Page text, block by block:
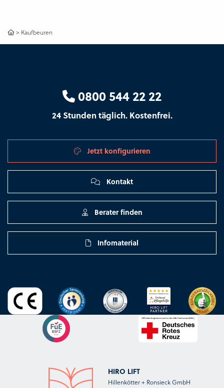
> Kaufbeuren
0800 544 22 22
24 Stunden täglich. Kostenfrei.
Jetzt konfigurieren
Kontakt
Berater finden
Infomaterial
HIRO LIFT
Hillenkötter + Ronsieck GmbH